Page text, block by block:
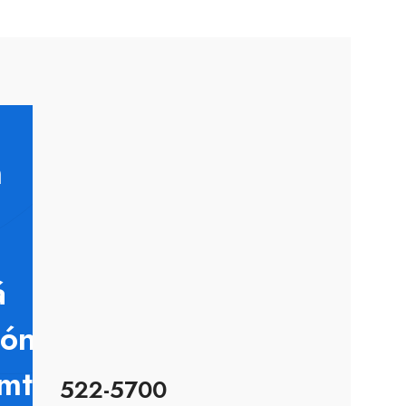
522-5700